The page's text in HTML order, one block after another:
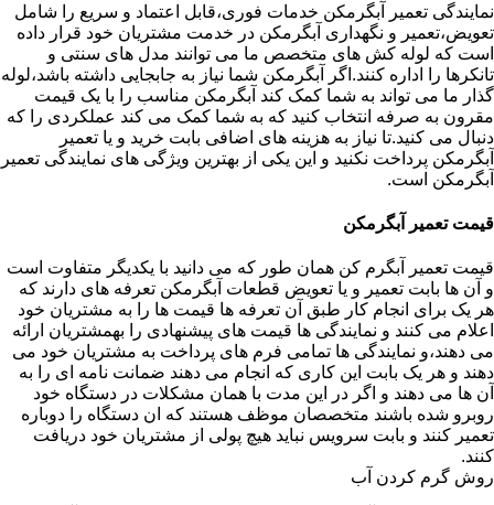
نمایندگی تعمیر آبگرمکن خدمات فوری،قابل اعتماد و سریع را شامل
تعویض،تعمیر و نگهداری آبگرمکن در خدمت مشتریان خود قرار داده
است که لوله کش های متخصص ما می توانند مدل های سنتی و
تانکرها را اداره کنند.اگر آبگرمکن شما نیاز به جابجایی داشته باشد،لوله
گذار ما می تواند به شما کمک کند آبگرمکن مناسب را با یک قیمت
مقرون به صرفه انتخاب کنید که به شما کمک می کند عملکردی را که
دنبال می کنید.تا نیاز به هزینه های اضافی بابت خرید و یا تعمیر
آبگرمکن پرداخت نکنید و این یکی از بهترین ویژگی های نمایندگی تعمیر
آبگرمکن است.
قیمت تعمیر آبگرمکن
قیمت تعمیر آبگرم کن همان طور که می دانید با یکدیگر متفاوت است
و آن ها بابت تعمیر و یا تعویض قطعات آبگرمکن تعرفه های دارند که
هر یک برای انجام کار طبق آن تعرفه ها قیمت ها را به مشتریان خود
اعلام می کنند و نمایندگی ها قیمت های پیشنهادی را بهمشتریان ارائه
می دهند،و نمایندگی ها تمامی فرم های پرداخت به مشتریان خود می
دهند و هر یک بابت این کاری که انجام می دهند ضمانت نامه ای را به
آن ها می دهند و اگر در این مدت با همان مشکلات در دستگاه خود
روبرو شده باشند متخصصان موظف هستند که ان دستگاه را دوباره
تعمیر کنند و بابت سرویس نباید هیچ پولی از مشتریان خود دریافت
کنند.
روش گرم کردن آب